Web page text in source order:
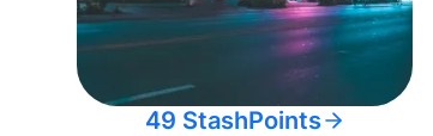
49 StashPoints